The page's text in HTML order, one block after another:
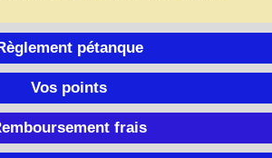
pétanque
Vos points
frais